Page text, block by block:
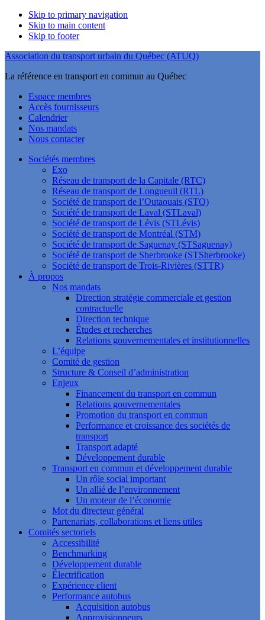
Skip to primary navigation
Skip to main content
Skip to footer
Association du transport urbain du Québec (ATUQ)
La référence en transport en commun au Québec
Espace membres
Accès fournisseurs
Calendrier
Nos mandats
Nous contacter
Sociétés membres
Exo
Réseau de transport de la Capitale (RTC)
Réseau de transport de Longueuil (RTL)
Société de transport de l’Outaouais (STO)
Société de transport de Laval (STLaval)
Société de transport de Lévis (STLévis)
Société de transport de Montréal (STM)
Société de transport de Saguenay (STSaguenay)
Société de transport de Sherbrooke (STSherbrooke)
Société de transport de Trois-Rivières (STTR)
À propos
Nos mandats
Direction stratégie commerciale et gestion
contractuelle
Direction technique
Études et recherches
Relations gouvernementales et institutionnelles
L’équipe
Comité de gestion
Structure & Conseil d’administration
Enjeux
Financement du transport en commun
Relations gouvernementales
Promotion du transport en commun
Performance et croissance des sociétés de
transport
Transport adapté
Développement durable
Transport en commun et développement durable
Un rôle social important
Un allié de l’environnement
Un moteur de l’économie
Mot du directeur général
Partenariats, collaborations et liens utiles
Comités sectoriels
Accessibilité
Benchmarking
Développement durable
Électrification
Expérience client
Performance autobus
Acquisition autobus
Approvisionneurs